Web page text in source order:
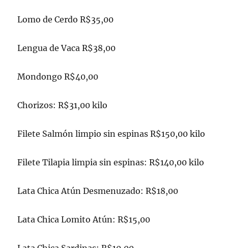
Lomo de Cerdo R$35,00
Lengua de Vaca R$38,00
Mondongo R$40,00
Chorizos: R$31,00 kilo
Filete Salmón limpio sin espinas R$150,00 kilo
Filete Tilapia limpia sin espinas: R$140,00 kilo
Lata Chica Atún Desmenuzado: R$18,00
Lata Chica Lomito Atún: R$15,00